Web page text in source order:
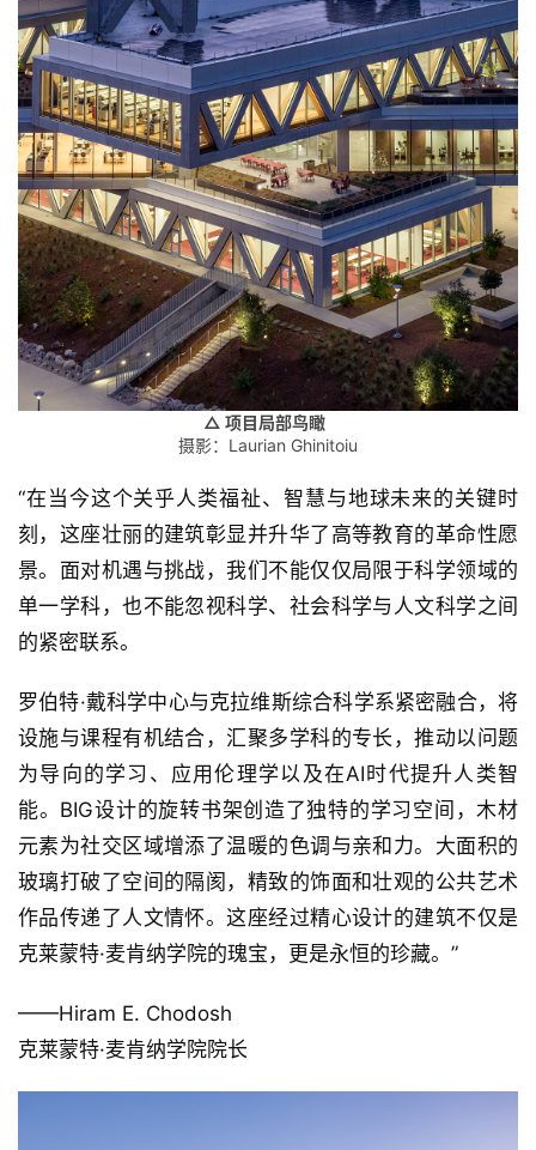
△ 项目局部鸟瞰
摄影：Laurian Ghinitoiu
“在当今这个关乎人类福祉、智慧与地球未来的关键时
刻，这座壮丽的建筑彰显并升华了高等教育的革命性愿
景。面对机遇与挑战，我们不能仅仅局限于科学领域的
单一学科，也不能忽视科学、社会科学与人文科学之间
的紧密联系。
罗伯特·戴科学中心与克拉维斯综合科学系紧密融合，将
设施与课程有机结合，汇聚多学科的专长，推动以问题
为导向的学习、应用伦理学以及在AI时代提升人类智
能。BIG设计的旋转书架创造了独特的学习空间，木材
元素为社交区域增添了温暖的色调与亲和力。大面积的
玻璃打破了空间的隔阂，精致的饰面和壮观的公共艺术
作品传递了人文情怀。这座经过精心设计的建筑不仅是
克莱蒙特·麦肯纳学院的瑰宝，更是永恒的珍藏。”
——Hiram E. Chodosh
克莱蒙特·麦肯纳学院院长